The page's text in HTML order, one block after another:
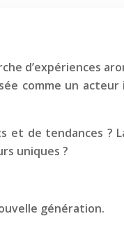
d’expériences
comme un
de tendances ?
uniques ?
génération.